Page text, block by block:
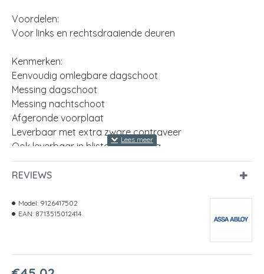
Voordelen:
Voor links en rechtsdraaiende deuren
Kenmerken:
Eenvoudig omlegbare dagschoot
Messing dagschoot
Messing nachtschoot
Afgeronde voorplaat
Leverbaar met extra zware contraveer
Ook leverbaar in blisterverpakking
Sluitplaat P 1266 standaard bijgeleverd
doornmaat
REVIEWS
Model: 9126417502
EAN: 8713515012414